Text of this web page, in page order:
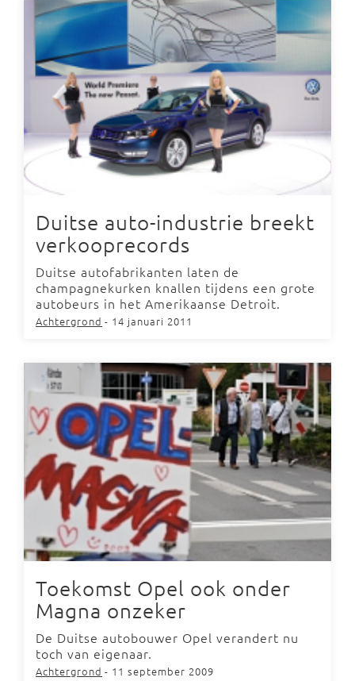
Duitse auto-industrie breekt
verkooprecords
Duitse autofabrikanten laten de
champagnekurken knallen tijdens een grote
autobeurs in het Amerikaanse Detroit.
Achtergrond - 14 januari 2011
Toekomst Opel ook onder
Magna onzeker
De Duitse autobouwer Opel verandert nu
toch van eigenaar.
Achtergrond - 11 september 2009